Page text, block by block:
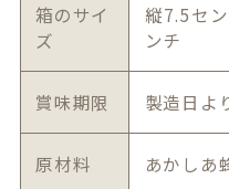
箱のサイ
ズ
縦7.5セ
ンチ
賞味期限 製造日よ
原材料 あかしあ